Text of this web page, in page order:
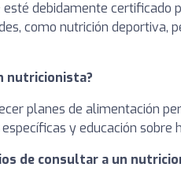
debidamente certificado
como nutrición deportiva,
nutricionista?
planes de alimentación
y educación
de consultar a un